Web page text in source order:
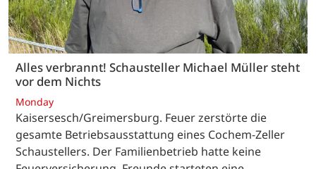
Alles verbrannt! Schausteller Michael Müller steht
vor dem Nichts
Monday
Kaisersesch/Greimersburg. Feuer zerstörte die
gesamte Betriebsausstattung eines Cochem-Zeller
Schaustellers. Der Familienbetrieb hatte keine